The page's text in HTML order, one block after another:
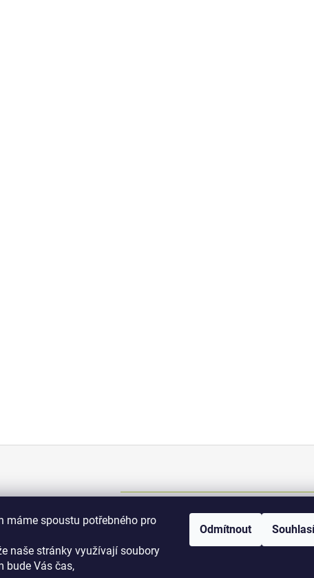
máme spoustu potřebného pro
naše stránky využívají soubory
bude Vás čas,
Odmítnout